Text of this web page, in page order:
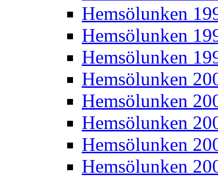
Hemsölunken
Hemsölunken
Hemsölunken
Hemsölunken
Hemsölunken
Hemsölunken
Hemsölunken
Hemsölunken